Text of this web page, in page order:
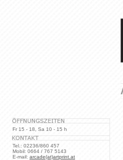
Fr 15 - 18, Sa 10 - 15 h
Tel.: 02236/860 457
Mobil: 0664 / 767 5143
E-mail: arcade(at)artprint.at